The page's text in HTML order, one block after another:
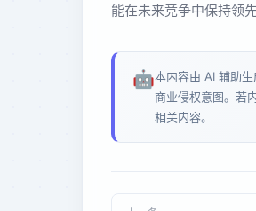
能在未来竞争中保持领
🤖本内容由 AI 辅助
商业侵权意图。若
相关内容。